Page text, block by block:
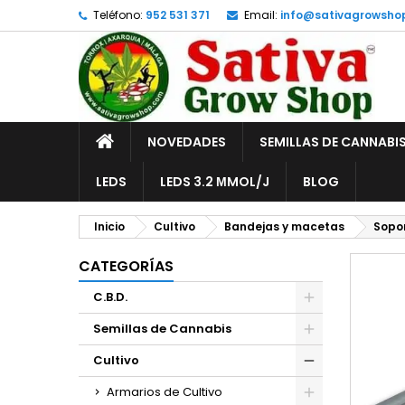
Teléfono: 952 531 371 Email:
INICIONOVEDADES SEMILLAS DE CANNABIS
LEDS LEDS 3.2 ΜMOL/J BLOG
Inicio Cultivo Bandejas y macetas
CATEGORÍAS
C.B.D.
Semillas de Cannabis
Cultivo
Armarios de Cultivo